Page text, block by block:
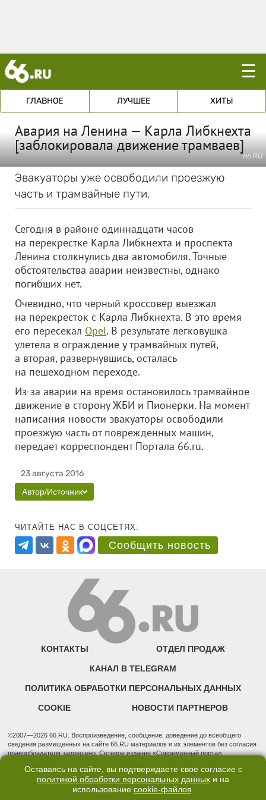
☰
ГЛАВНОЕ ЛУЧШЕЕ ХИТЫ
Авария на Ленина — Карла Либкнехта
[заблокировала движение трамваев]
66.RU
Эвакуаторы уже освободили проезжую
часть и трамвайные пути.
Сегодня в районе одиннадцати часов
на перекрестке Карла Либкнехта и проспекта
Ленина столкнулись два автомобиля. Точные
обстоятельства аварии неизвестны, однако
погибших нет.
Очевидно, что черный кроссовер выезжал
на перекресток с Карла Либкнехта. В это время
его пересекал Opel. В результате легковушка
улетела в ограждение у трамвайных путей,
а вторая, развернувшись, осталась
на пешеходном переходе.
Из-за аварии на время остановилось трамвайное
движение в сторону ЖБИ и Пионерки. На момент
написания новости эвакуаторы освободили
проезжую часть от поврежденных машин,
передает корреспондент Портала 66.ru.
23 августа 2016
Автор/Источник
ЧИТАЙТЕ НАС В СОЦСЕТЯХ:
Сообщить новость
КОНТАКТЫ ОТДЕЛ ПРОДАЖ
КАНАЛ В TELEGRAM
ПОЛИТИКА ОБРАБОТКИ ПЕРСОНАЛЬНЫХ ДАННЫХ
COOKIE НОВОСТИ ПАРТНЕРОВ
©2007—2026 66.RU. Воспроизведение, сообщение, доведение до всеобщего
сведения размещенных на сайте 66.RU материалов и их элементов без согласия
правообладателя запрещено. Сетевое издание «Современный портал
надзору в сфере связи, информационных технологий и массовых коммуникаций
(Роскомнадзор). Регистрационный номер ЭЛ № ФС 77 - 76634 от 02.09.2019
Учредитель: Общество с ограниченной ответственностью "66.ру". Юридический
Оставаясь на сайте, вы подтверждаете свое согласие с
политикой обработки персональных данных и на
использование cookie-файлов.